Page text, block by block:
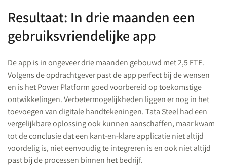
Resultaat: In drie maanden een
gebruiksvriendelijke app
De app is in ongeveer drie maanden gebouwd met 2,5 FTE.
Volgens de opdrachtgever past de app perfect bij de wensen
en is het Power Platform goed voorbereid op toekomstige
ontwikkelingen. Verbetermogelijkheden liggen er nog in het
toevoegen van digitale handtekeningen. Tata Steel had een
vergelijkbare oplossing ook kunnen aanschaffen, maar kwam
tot de conclusie dat een kant-en-klare applicatie niet altijd
voordelig is, niet eenvoudig te integreren is en ook niet altijd
past bij de processen binnen het bedrijf.